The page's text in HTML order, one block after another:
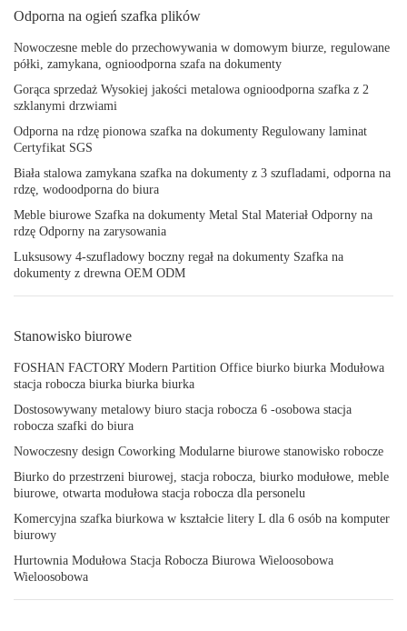
Odporna na ogień szafka plików
Nowoczesne meble do przechowywania w domowym biurze, regulowane
półki, zamykana, ognioodporna szafa na dokumenty
Gorąca sprzedaż Wysokiej jakości metalowa ognioodporna szafka z 2
szklanymi drzwiami
Odporna na rdzę pionowa szafka na dokumenty Regulowany laminat
Certyfikat SGS
Biała stalowa zamykana szafka na dokumenty z 3 szufladami, odporna na
rdzę, wodoodporna do biura
Meble biurowe Szafka na dokumenty Metal Stal Materiał Odporny na
rdzę Odporny na zarysowania
Luksusowy 4-szufladowy boczny regał na dokumenty Szafka na
dokumenty z drewna OEM ODM
Stanowisko biurowe
FOSHAN FACTORY Modern Partition Office biurko biurka Modułowa
stacja robocza biurka biurka biurka
Dostosowywany metalowy biuro stacja robocza 6 -osobowa stacja
robocza szafki do biura
Nowoczesny design Coworking Modularne biurowe stanowisko robocze
Biurko do przestrzeni biurowej, stacja robocza, biurko modułowe, meble
biurowe, otwarta modułowa stacja robocza dla personelu
Komercyjna szafka biurkowa w kształcie litery L dla 6 osób na komputer
biurowy
Hurtownia Modułowa Stacja Robocza Biurowa Wieloosobowa
Wieloosobowa